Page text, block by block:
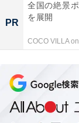
PR
全国の絶景
を展開
COCO VILLA